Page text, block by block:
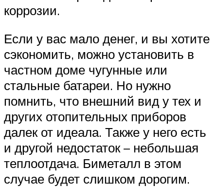
коррозии.
Если у вас мало денег, и вы хотите
сэкономить, можно установить в
частном доме чугунные или
стальные батареи. Но нужно
помнить, что внешний вид у тех и
других отопительных приборов
далек от идеала. Также у него есть
и другой недостаток – небольшая
теплоотдача. Биметалл в этом
случае будет слишком дорогим.